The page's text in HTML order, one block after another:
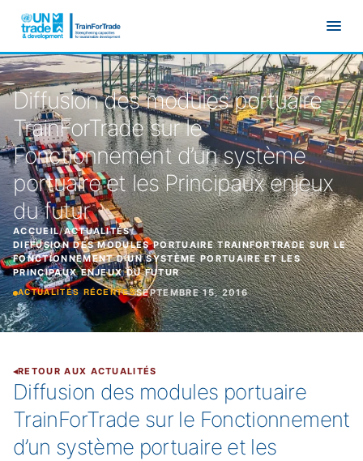
Diffusion des modules portuaire
TrainForTrade sur le
Fonctionnement d’un système
portuaire et les Principaux enjeux
du futur
ACCUEIL/ACTUALITÉS/
DIFFUSION DES MODULES PORTUAIRE TRAINFORTRADE SUR LE
FONCTIONNEMENT D’UN SYSTÈME PORTUAIRE ET LES
PRINCIPAUX ENJEUX DU FUTUR
ACTUALITÉS RÉCENTESSEPTEMBRE 15, 2016
RETOUR AUX ACTUALITÉS
Diffusion des modules portuaire
TrainForTrade sur le Fonctionnement
d’un système portuaire et les